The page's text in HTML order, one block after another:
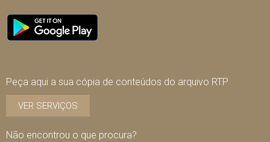
Peça aqui a sua cópia de conteúdos do arquivo RTP
VER SERVIÇOS
Não encontrou o que procura?